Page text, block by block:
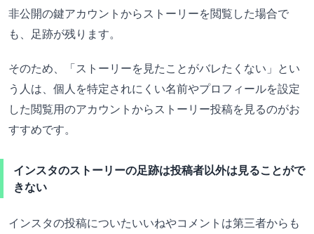
非公開の鍵アカウントからストーリーを閲覧した場合で
も、足跡が残ります。
そのため、「ストーリーを見たことがバレたくない」とい
う人は、個人を特定されにくい名前やプロフィールを設定
した閲覧用のアカウントからストーリー投稿を見るのがお
すすめです。
インスタのストーリーの足跡は投稿者以外は見ることがで
きない
インスタの投稿についたいいねやコメントは第三者からも